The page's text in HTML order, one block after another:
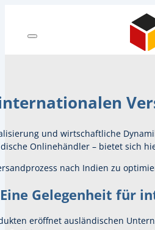
und wirtschaftliche
Onlinehändler – bietet
nach Indien zu
Gelegenheit für
eröffnet ausländischen